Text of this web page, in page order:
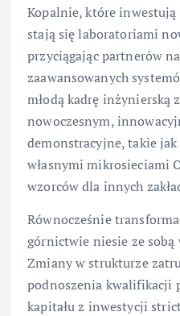
Kopalnie, które inwestują
stają się laboratoriami
przyciągając partnerów
zaawansowanych
młodą kadrę inżynierską
nowoczesnym,
demonstracyjne, takie
własnymi mikrosieciami
wzorców dla innych
Równocześnie
górnictwie niesie ze sobą
Zmiany w strukturze
podnoszenia kwalifikacji
kapitału z inwestycji